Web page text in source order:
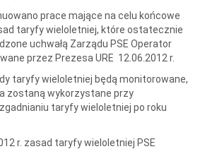
prace mające na celu końcowe
taryfy wieloletniej, które ostatecznie
uchwałą Zarządu PSE Operator
przez Prezesa URE 12.06.2012 r.
taryfy wieloletniej będą monitorowane,
zostaną wykorzystane przy
taryfy wieloletniej po roku
r. zasad taryfy wieloletniej PSE